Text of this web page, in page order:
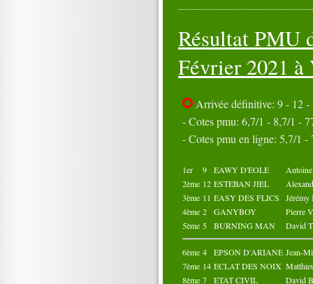
/td>
21
22 23 24
25
31
01
02 03 04
05
11
12 13 14
15
16
17 18 19
20
26
27 28 29
30
31
Résultat PMU
Février 2021 à
Arrivée définitive: 9 - 12 -
- Cotes pmu: 6,7/1 - 8,7/1 -
- Cotes pmu en ligne: 5,7/1
1er 9 EAWY D'EOLE
2ème 12 ESTEBAN JIEL
3ème 11 EASY DES FLICS
4ème 2 GANYBOY
Pierre
5ème 5 BURNING MAN David
6ème 4 EPSON D'ARIANE Jean-
7ème 14 ECLAT DES NOIX
8ème 7 ETAT CIVIL
David